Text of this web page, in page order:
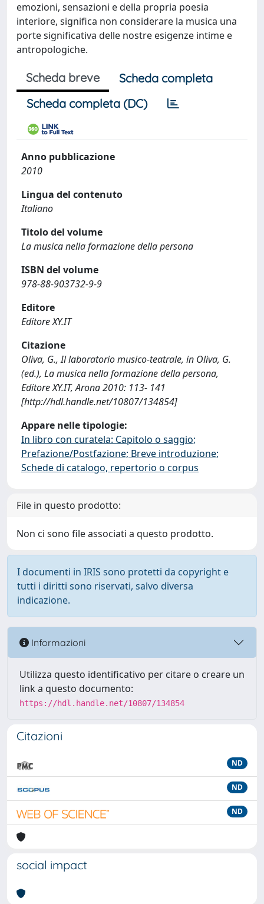
emozioni, sensazioni e della propria poesia
interiore, significa non considerare la musica una
porte significativa delle nostre esigenze intime e
antropologiche.
Scheda breve
Scheda completa
Scheda completa (DC)
Anno pubblicazione
2010
Lingua del contenuto
Italiano
Titolo del volume
La musica nella formazione della persona
ISBN del volume
978-88-903732-9-9
Editore
Editore XY.IT
Citazione
Oliva, G., Il laboratorio musico-teatrale, in Oliva, G.
(ed.), La musica nella formazione della persona,
Editore XY.IT, Arona 2010: 113- 141
[http://hdl.handle.net/10807/134854]
Appare nelle tipologie:
In libro con curatela: Capitolo o saggio;
Prefazione/Postfazione; Breve introduzione;
Schede di catalogo, repertorio o corpus
File in questo prodotto:
Non ci sono file associati a questo prodotto.
I documenti in IRIS sono protetti da copyright e
tutti i diritti sono riservati, salvo diversa
indicazione.
Informazioni
Utilizza questo identificativo per citare o creare un
link a questo documento:
https://hdl.handle.net/10807/134854
Citazioni
ND
ND
ND
social impact